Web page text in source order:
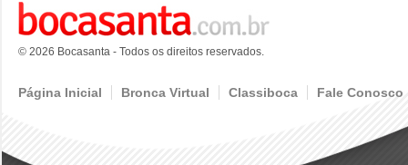
© 2026 Bocasanta - Todos os direitos reservados.
Página Inicial Bronca Virtual Classiboca Fale Conosco